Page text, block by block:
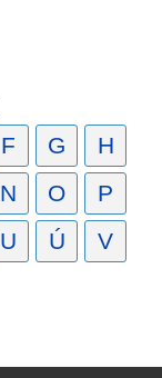
F G
H
N O
P
U Ú
V